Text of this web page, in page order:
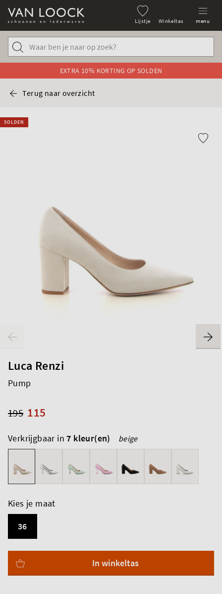
Lijstje Winkeltas menu
EXTRA 10% KORTING OP SOLDEN
Terug naar overzicht
SOLDEN
Luca Renzi
Pump
115
195
Verkrijgbaar in7 kleur(en) beige
Kies je maat
36
In winkeltas